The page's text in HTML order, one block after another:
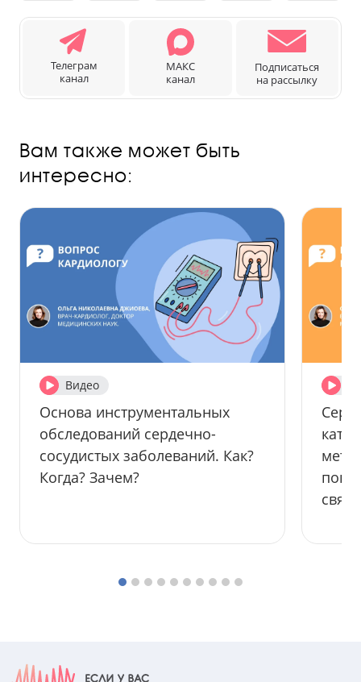
Телеграм
канал
МАКС
канал
Подписаться
на рассылку
Вам также может быть
интересно:
Видео
Основа инструментальных
обследований сердечно-
сосудистых заболеваний. Как?
Когда? Зачем?